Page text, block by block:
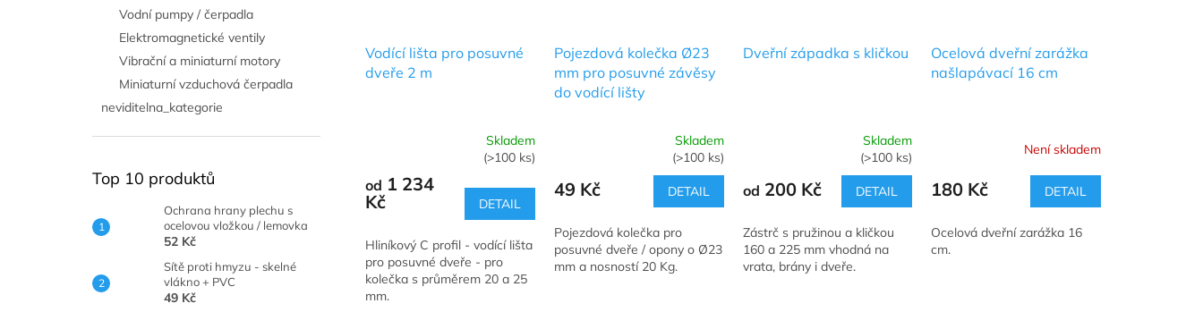
Vodní pumpy / čerpadla
Elektromagnetické ventily
Vibrační a miniaturní motory
Miniaturní vzduchová čerpadla
neviditelna_kategorie
Top 10 produktů
Ochrana hrany plechu s
ocelovou vložkou / lemovka
52 Kč
Sítě proti hmyzu - skelné
vlákno + PVC
49 Kč
Vodící lišta pro posuvné
dveře 2 m
produktu
je
5
hvězdiček.
Skladem
(>100 ks)
od 1 234
Kč
DETAIL
Hliníkový C profil - vodící lišta
pro posuvné dveře - pro
kolečka s průměrem 20 a 25
mm.
Pojezdová kolečka Ø23
mm pro posuvné závěsy
do vodící lišty
produktu
z
5
hvězdiček.
Skladem
(>100 ks)
49 Kč DETAIL
Pojezdová kolečka pro
posuvné dveře / opony o Ø23
mm a nosností 20 Kg.
Dveřní západka s kličkou
produktu
je
z
5
hvězdiček.
Skladem
(>100 ks)
od 200 Kč DETAIL
Zástrč s pružinou a kličkou
160 a 225 mm vhodná na
vrata, brány i dveře.
Ocelová dveřní zarážka
našlapávací 16 cm
Není skladem
180 Kč DETAIL
Ocelová dveřní zarážka 16
cm.